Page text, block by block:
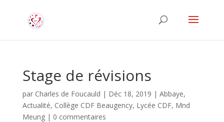
Stage de révisions
par Charles de Foucauld | Déc 18, 2019 | Abbaye,
Actualité, Collège CDF Beaugency, Lycée CDF, Mnd
Meung| 0 commentaires